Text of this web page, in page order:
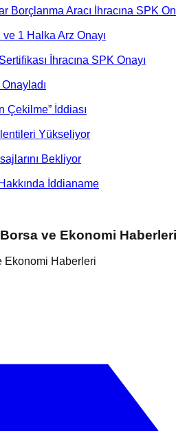
Borçlanma Aracı İhracına SPK
1 Halka Arz Onayı
İhracına SPK Onayı
Çekilme” İddiası
Yükseliyor
Bekliyor
İddianame
ve Ekonomi Haberleri
Ekonomi Haberleri